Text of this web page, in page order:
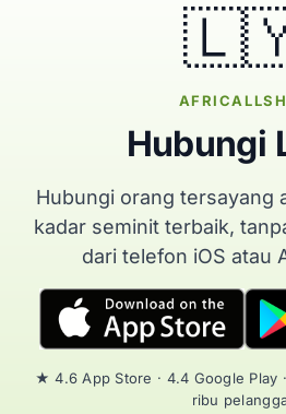
Hubungi
Hubungi orang tersayang
kadar seminit terbaik,
dari telefon iOS atau
★ 4.6 App Store · 4.4 Google Play
ribu